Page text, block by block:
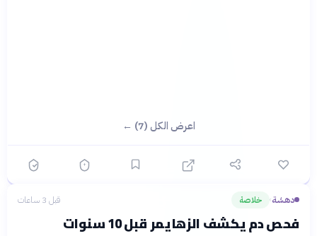
اعرض الكل (7) ←
دهشة› خلاصة قبل 3 ساعات
فحص دم يكشف الزهايمر قبل 10 سنوات